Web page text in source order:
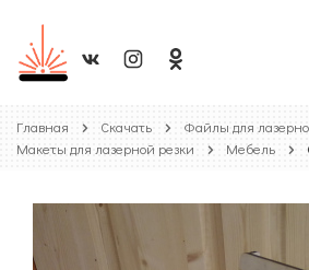
Главная Скачать
Файлы для
Макеты для лазерной резки
Мебель